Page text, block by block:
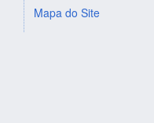
Mapa do Site